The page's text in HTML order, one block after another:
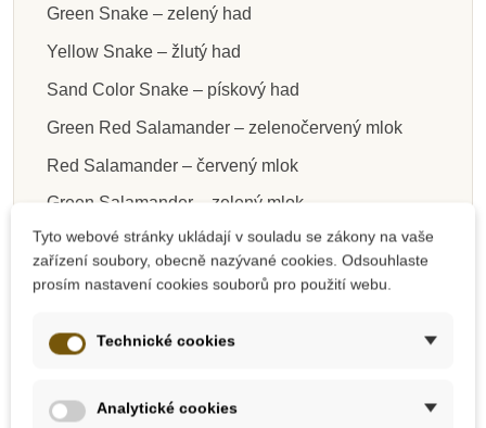
Green Snake – zelený had
Yellow Snake – žlutý had
Sand Color Snake – pískový had
Green Red Salamander – zelenočervený mlok
Red Salamander – červený mlok
Green Salamander – zelený mlok
Light Green Red Salamander – světle zelený a
červený mlok
Velikost figurek: 4-7,5 cm
Tyto webové stránky ukládají v souladu se zákony na vaše
zařízení soubory, obecně nazývané cookies. Odsouhlaste
prosím nastavení cookies souborů pro použití webu.
Technické cookies
Analytické cookies